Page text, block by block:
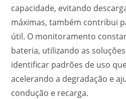
capacidade, evitando
máximas, também contribui
útil. O monitoramento
bateria, utilizando as
identificar padrões de uso
acelerando a degradação e
condução e recarga.